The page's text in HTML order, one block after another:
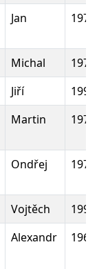
Jan 1970
Michal
1979
Jiří
1990
Martin 1978
Ondřej 1974
Vojtěch
1999
Alexandr 1969